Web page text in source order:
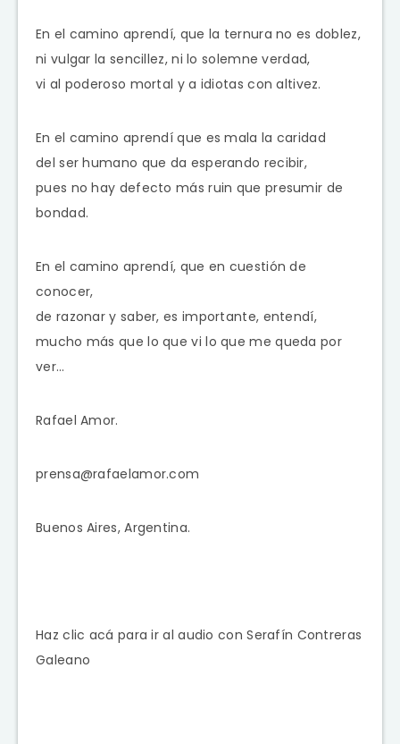
En el camino aprendí, que la ternura no es doblez,
ni vulgar la sencillez, ni lo solemne verdad,
vi al poderoso mortal y a idiotas con altivez.
En el camino aprendí que es mala la caridad
del ser humano que da esperando recibir,
pues no hay defecto más ruin que presumir de
bondad.
En el camino aprendí, que en cuestión de
conocer,
de razonar y saber, es importante, entendí,
mucho más que lo que vi lo que me queda por
ver…
Rafael Amor.
prensa@rafaelamor.com
Buenos Aires, Argentina.
Haz clic acá para ir al audio con Serafín Contreras
Galeano